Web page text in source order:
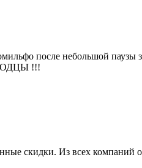
после небольшой паузы
!!!
скидки. Из всех компаний